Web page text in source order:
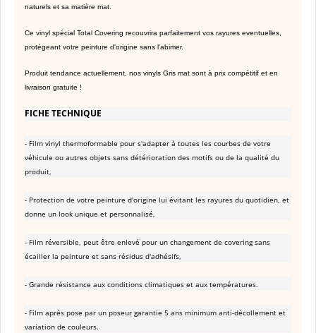
naturels et sa matière mat.
Ce vinyl spécial Total Covering recouvrira parfaitement vos rayures eventuelles,
protégeant votre peinture d'origine sans l'abimer.
Produit tendance actuellement, nos vinyls Gris mat sont à prix compétitif et en
livraison gratuite !
FICHE TECHNIQUE
- Film vinyl thermoformable pour s'adapter à toutes les courbes de votre
véhicule ou autres objets sans détérioration des motifs ou de la qualité du
produit,
- Protection de votre peinture d'origine lui évitant les rayures du quotidien, et
donne un look unique et personnalisé,
- Film réversible, peut être enlevé pour un changement de covering sans
écailler la peinture et sans résidus d'adhésifs,
- Grande résistance aux conditions climatiques et aux températures.
- Film après pose par un poseur garantie 5 ans minimum anti-décollement et
variation de couleurs.